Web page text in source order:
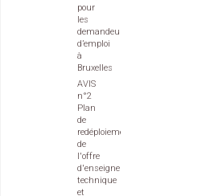
pour
les
demandeurs
d’emploi
à
Bruxelles
AVIS
n°2
Plan
de
redéploiement
de
l'offre
d'enseignement
technique
et